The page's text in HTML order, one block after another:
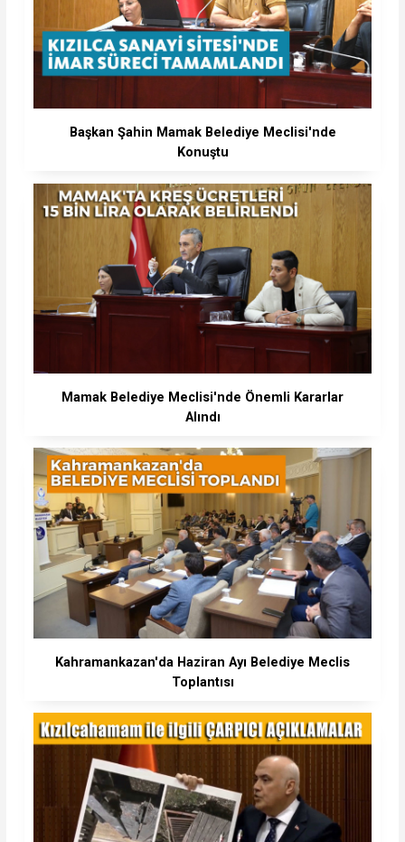
Başkan Şahin Mamak Belediye Meclisi'nde
Konuştu
Mamak Belediye Meclisi'nde Önemli Kararlar
Alındı
Kahramankazan'da Haziran Ayı Belediye Meclis
Toplantısı